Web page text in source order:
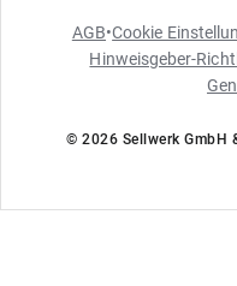
AGB•Cookie
Hinweisgeber-
© 2026 Sellwerk GmbH